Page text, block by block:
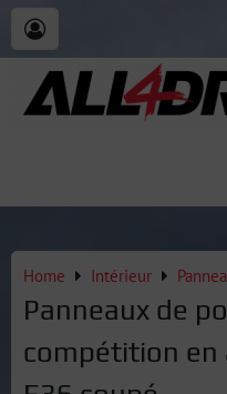
Home Intérieur
Panneaux de
compétition en